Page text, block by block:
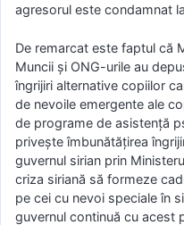
agresorul este condamnat
De remarcat este faptul că
Muncii și ONG-urile au
îngrijiri alternative copiilor
de nevoile emergente ale
de programe de asistență
privește îmbunătățirea
guvernul sirian prin
criza siriană să formeze
pe cei cu nevoi speciale în
guvernul continuă cu acest